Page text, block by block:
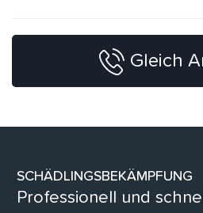
Gleich
SCHÄDLINGSBEKÄMPFUNG
Professionell und